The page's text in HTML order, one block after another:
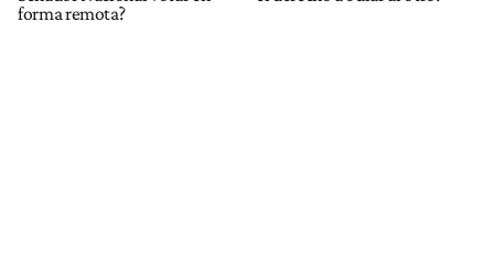
forma remota?